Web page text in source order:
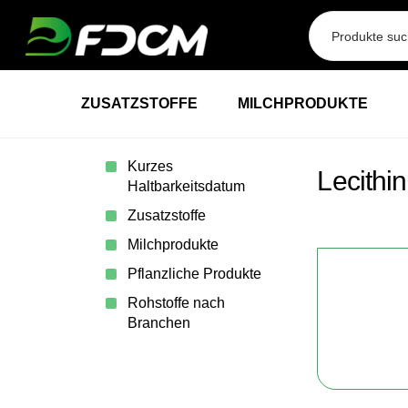
ZUSATZSTOFFE MILCHPRODUKTE
Kurzes
Haltbarkeitsdatum
Zusatzstoffe
Milchprodukte
Pflanzliche Produkte
Rohstoffe nach
Branchen